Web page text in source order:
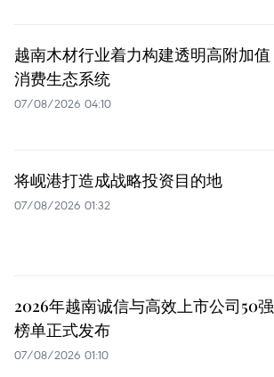
越南木材行业着力构建透明高附加值
消费生态系统
07/08/2026 04:10
将岘港打造成战略投资目的地
07/08/2026 01:32
2026年越南诚信与高效上市公司50强
榜单正式发布
07/08/2026 01:10